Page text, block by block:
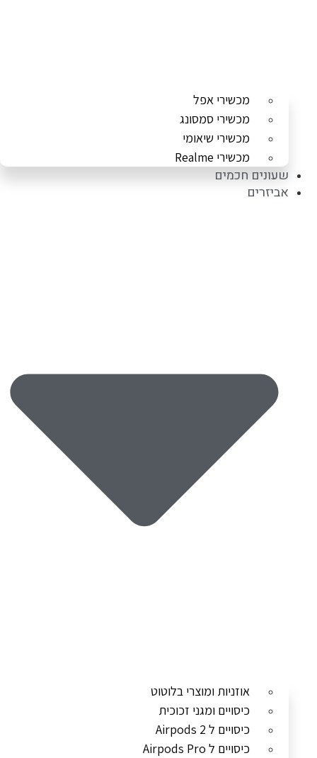
מכשירי אפל
מכשירי סמסונג
מכשירי שיאומי
מכשירי Realme
שעונים חכמים
אביזרים
אוזניות ומוצרי בלוטוט
כיסויים ומגני זכוכית
כיסויים ל Airpods 2
כיסויים ל Airpods Pro